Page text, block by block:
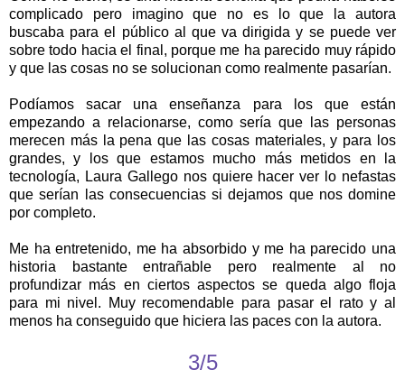
complicado pero imagino que no es lo que la autora
buscaba para el público al que va dirigida y se puede ver
sobre todo hacia el final, porque me ha parecido muy rápido
y que las cosas no se solucionan como realmente pasarían.
Podíamos sacar una enseñanza para los que están
empezando a relacionarse, como sería que las personas
merecen más la pena que las cosas materiales, y para los
grandes, y los que estamos mucho más metidos en la
tecnología, Laura Gallego nos quiere hacer ver lo nefastas
que serían las consecuencias si dejamos que nos domine
por completo.
Me ha entretenido, me ha absorbido y me ha parecido una
historia bastante entrañable pero realmente al no
profundizar más en ciertos aspectos se queda algo floja
para mi nivel. Muy recomendable para pasar el rato y al
menos ha conseguido que hiciera las paces con la autora.
3/5